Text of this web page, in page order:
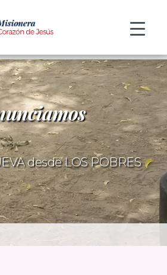
desde LOS POBRES